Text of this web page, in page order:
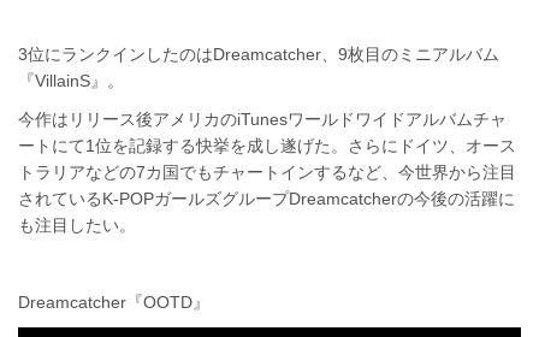
3位にランクインしたのはDreamcatcher、9枚目のミニアルバム
『VillainS』。
今作はリリース後アメリカのiTunesワールドワイドアルバムチャ
ートにて1位を記録する快挙を成し遂げた。さらにドイツ、オース
トラリアなどの7カ国でもチャートインするなど、今世界から注目
されているK-POPガールズグループDreamcatcherの今後の活躍に
も注目したい。
Dreamcatcher『OOTD』